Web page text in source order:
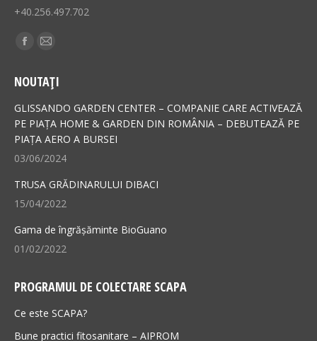
+40.256.497.702
Find us on:
Facebook
opens
in
new
window
Mail
opens
in
new
window
NOUTAȚI
GLISSANDO GARDEN CENTER – COMPANIE CARE ACTIVEAZĂ
PE PIAȚA HOME & GARDEN DIN ROMÂNIA – DEBUTEAZĂ PE
PIAȚA AERO A BURSEI
03/06/2024
TRUSA GRĂDINARULUI DIBACI
15/04/2022
Gama de îngrășăminte BioGuano
01/02/2022
PROGRAMUL DE COLECTARE SCAPA
Ce este SCAPA?
Bune practici fitosanitare – AIPROM